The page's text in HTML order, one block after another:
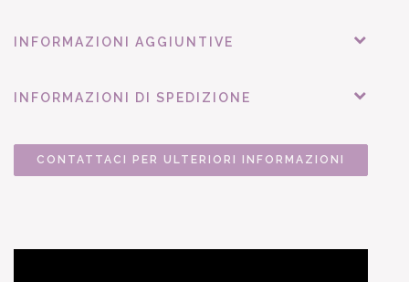
INFORMAZIONI AGGIUNTIVE
INFORMAZIONI DI SPEDIZIONE
CONTATTACI PER ULTERIORI INFORMAZIONI